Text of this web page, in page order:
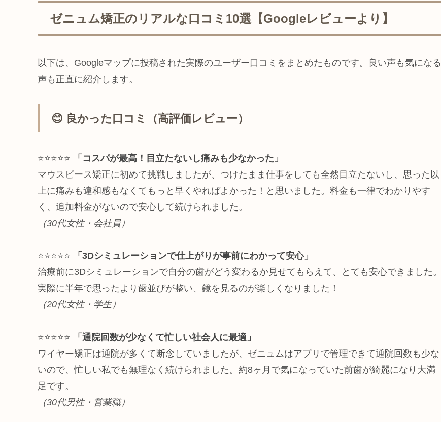
ゼニュム矯正のリアルな口コミ10選【Googleレビューより】
以下は、Googleマップに投稿された実際のユーザー口コミをまとめたものです。良い声も気になる
声も正直に紹介します。
😊 良かった口コミ（高評価レビュー）
⭐⭐⭐⭐⭐
「コスパが最高！目立たないし痛みも少なかった」
マウスピース矯正に初めて挑戦しましたが、つけたまま仕事をしても全然目立たないし、思った以
上に痛みも違和感もなくてもっと早くやればよかった！と思いました。料金も一律でわかりやす
く、追加料金がないので安心して続けられました。
（30代女性・会社員）
⭐⭐⭐⭐⭐
「3Dシミュレーションで仕上がりが事前にわかって安心」
治療前に3Dシミュレーションで自分の歯がどう変わるか見せてもらえて、とても安心できました。
実際に半年で思ったより歯並びが整い、鏡を見るのが楽しくなりました！
（20代女性・学生）
⭐⭐⭐⭐⭐
「通院回数が少なくて忙しい社会人に最適」
ワイヤー矯正は通院が多くて断念していましたが、ゼニュムはアプリで管理できて通院回数も少な
いので、忙しい私でも無理なく続けられました。約8ヶ月で気になっていた前歯が綺麗になり大満
足です。
（30代男性・営業職）